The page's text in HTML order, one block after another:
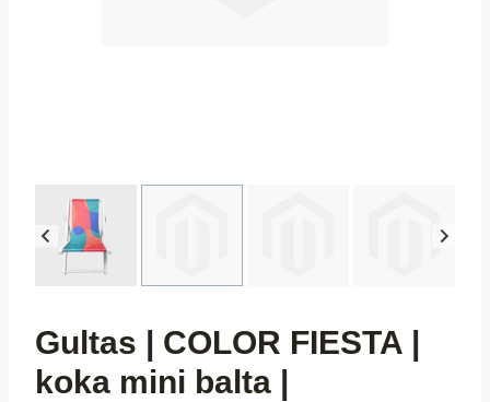
Gultas | COLOR FIESTA |
koka mini balta |